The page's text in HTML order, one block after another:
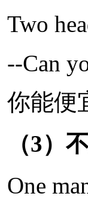
Two
--Can
你能便
（3）
One